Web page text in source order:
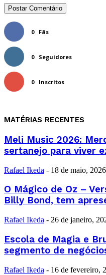
0 Fãs
0 Seguidores
0 Inscritos
MATÉRIAS RECENTES
Meli Music 2026:
sertanejo para viver
Rafael Ikeda - 18 de maio, 2026
O Mágico de Oz –
Billy Bond, tem
Rafael Ikeda - 26 de janeiro,
Escola de Magia e
segmento de
Rafael Ikeda - 16 de fevereiro,